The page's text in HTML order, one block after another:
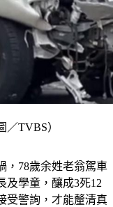
TVBS）
，78歲余姓老翁駕車
及學童，釀成3死12
受警詢，才能釐清真